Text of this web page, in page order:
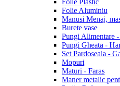
Folie Plastic
Folie Aluminiu
Manusi Menaj,
Burete vase
Pungi Alimentare
Pungi Gheata -
Set Pardoseala -
Mopuri
Maturi - Faras
Maner metalic